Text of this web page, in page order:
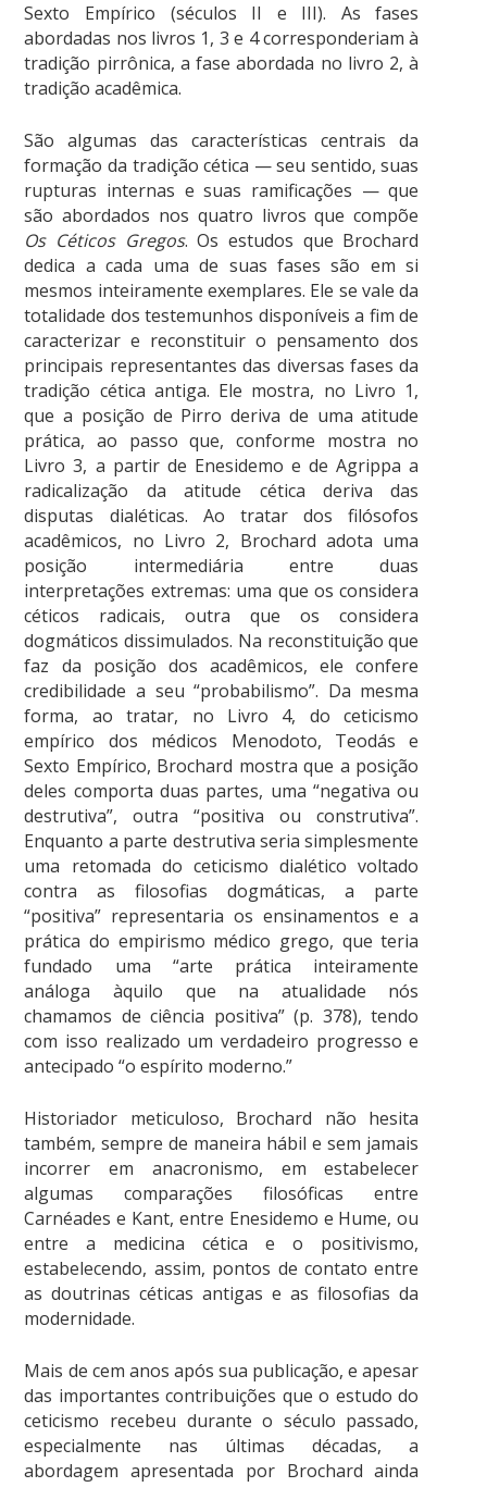
Sexto Empírico (séculos II e III). As fases
abordadas nos livros 1, 3 e 4 corresponderiam à
tradição pirrônica, a fase abordada no livro 2, à
tradição acadêmica.
São algumas das características centrais da
formação da tradição cética — seu sentido, suas
rupturas internas e suas ramificações — que
são abordados nos quatro livros que compõe
Os Céticos Gregos. Os estudos que Brochard
dedica a cada uma de suas fases são em si
mesmos inteiramente exemplares. Ele se vale da
totalidade dos testemunhos disponíveis a fim de
caracterizar e reconstituir o pensamento dos
principais representantes das diversas fases da
tradição cética antiga. Ele mostra, no Livro 1,
que a posição de Pirro deriva de uma atitude
prática, ao passo que, conforme mostra no
Livro 3, a partir de Enesidemo e de Agrippa a
radicalização da atitude cética deriva das
disputas dialéticas. Ao tratar dos filósofos
acadêmicos, no Livro 2, Brochard adota uma
posição intermediária entre duas
interpretações extremas: uma que os considera
céticos radicais, outra que os considera
dogmáticos dissimulados. Na reconstituição que
faz da posição dos acadêmicos, ele confere
credibilidade a seu “probabilismo”. Da mesma
forma, ao tratar, no Livro 4, do ceticismo
empírico dos médicos Menodoto, Teodás e
Sexto Empírico, Brochard mostra que a posição
deles comporta duas partes, uma “negativa ou
destrutiva”, outra “positiva ou construtiva”.
Enquanto a parte destrutiva seria simplesmente
uma retomada do ceticismo dialético voltado
contra as filosofias dogmáticas, a parte
“positiva” representaria os ensinamentos e a
prática do empirismo médico grego, que teria
fundado uma “arte prática inteiramente
análoga àquilo que na atualidade nós
chamamos de ciência positiva” (p. 378), tendo
com isso realizado um verdadeiro progresso e
antecipado “o espírito moderno.”
Historiador meticuloso, Brochard não hesita
também, sempre de maneira hábil e sem jamais
incorrer em anacronismo, em estabelecer
algumas comparações filosóficas entre
Carnéades e Kant, entre Enesidemo e Hume, ou
entre a medicina cética e o positivismo,
estabelecendo, assim, pontos de contato entre
as doutrinas céticas antigas e as filosofias da
modernidade.
Mais de cem anos após sua publicação, e apesar
das importantes contribuições que o estudo do
ceticismo recebeu durante o século passado,
especialmente nas últimas décadas, a
abordagem apresentada por Brochard ainda